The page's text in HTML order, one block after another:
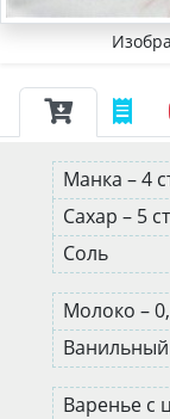
Манка – 4
Сахар – 5
Соль
Молоко –
Ванильный
Варенье с